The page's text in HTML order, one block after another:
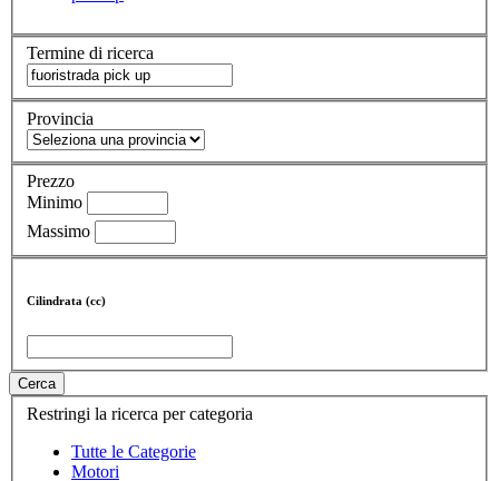
Termine di ricerca
Provincia
Prezzo
Minimo
Massimo
Cilindrata (cc)
Cerca
Restringi la ricerca per categoria
Tutte le Categorie
Motori